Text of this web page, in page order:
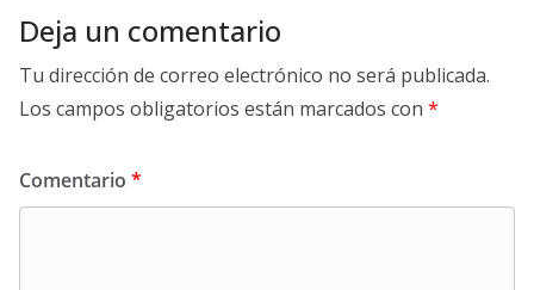
Deja un comentario
Tu dirección de correo electrónico no será publicada.
Los campos obligatorios están marcados con *
Comentario *